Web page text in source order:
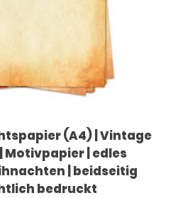
(A4) | Vintage
Motivpapier | edles
| beidseitig
bedruckt